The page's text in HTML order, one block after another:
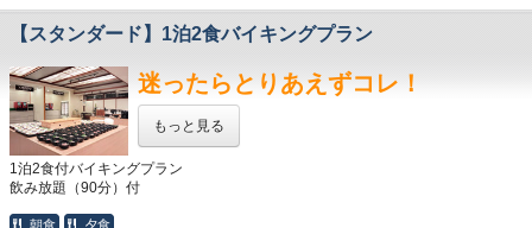
当館から車で10分。
日本百名山の谷川岳を一望できる
ロープウェイで絶景をご覧いただけます。
当館イチオシの観光施設です。
※チェックイン時刻が18：00を過ぎるようでしたらご連絡
をお願いいたします。
【和洋室（ツイン）＋和室12畳】
当館自慢の川側の広々としたお部屋です。
眼下に湯檜曽川の流れと移ろう景色を眺めながら
静かな時間を愉しめる、情緒あふれるお部屋です。
少人数のファミリーでも、
お荷物を広げてゆったりとお過ごしいただけます。
【和室二間（12畳＋12畳）】
【スタンダード】1泊2食バイキングプラン
迷ったらとりあえずコレ！
大自然に囲まれた湯檜曽温泉
ホテル湯の陣（ゆのじん）
もっと見る
1泊2食付バイキングプラン
飲み放題（90分）付
朝食 夕食